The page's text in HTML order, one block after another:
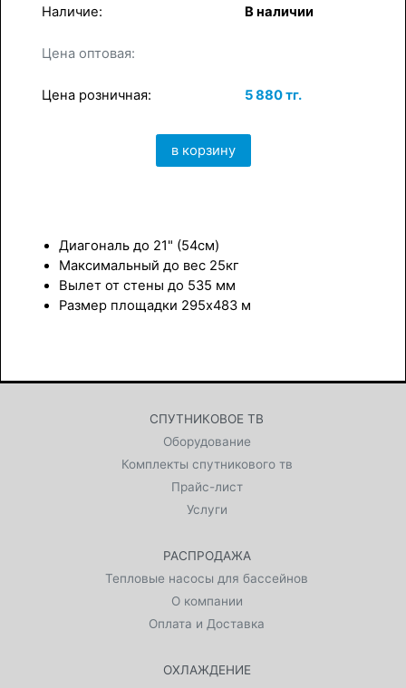
Наличие: В наличии
Цена оптовая:
Цена розничная: 5 880 тг.
в корзину
Диагональ до 21" (54см)
Максимальный до вес 25кг
Вылет от стены до 535 мм
Размер площадки 295x483 м
СПУТНИКОВОЕ ТВ
Оборудование
Комплекты спутникового тв
Прайс-лист
Услуги
РАСПРОДАЖА
Тепловые насосы для бассейнов
О компании
Оплата и Доставка
ОХЛАЖДЕНИЕ